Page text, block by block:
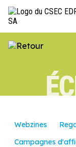
LE CSEC
NOS ACTIONS
ECLAIRAGES
Webzines
Campagnes
Panneau de